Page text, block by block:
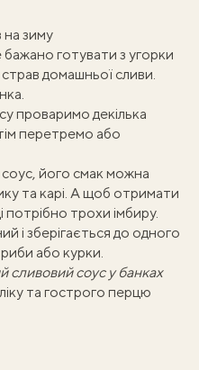
на зиму
бажано готувати з угорки
стравдомашньої сливи.
проваримо декілька
перетремо або
його смак можна
та карі. А щоб отримати
потрібно трохи імбиру.
і зберігається до одного
або курки.
сливовий соус у банках
та гострого перцю